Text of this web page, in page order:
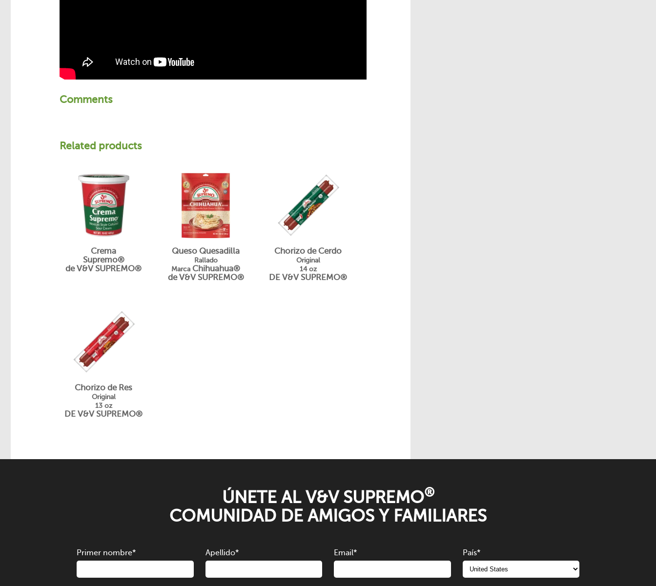
Comments
Related products
Crema
Supremo®
de V&V SUPREMO®
Queso Quesadilla
Rallado
Marca Chihuahua®
de V&V SUPREMO®
Chorizo ​​de Cerdo
Original
14 oz
DE V&V SUPREMO®
Chorizo de Res
Original
13 oz
DE V&V SUPREMO®
ÚNETE AL V&V SUPREMO®
COMUNIDAD DE AMIGOS Y FAMILIARES
Primer nombre* Apellido* Email* País*